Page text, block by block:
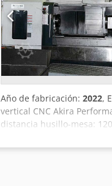
Año de fabricación: 2022,
vertical CNC Akira
distancia husillo-mesa:
mesa: 3240kg. Potencia
rápido X/Y/Z: 36 m/36 m/
Posiciones de
herramienta: 350 mm,